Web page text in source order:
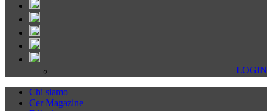
LOGIN
Chi siamo
Cer Magazine